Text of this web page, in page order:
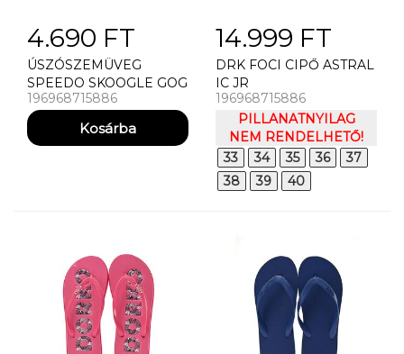
4.690 FT
ÚSZÓSZEMÜVEG
SPEEDO SKOOGLE GOG
IU BLUE/GREEN (UK)
196968715886
14.999 FT
DRK FOCI CIPŐ ASTRAL
IC JR
196968715886
PILLANATNYILAG
NEM RENDELHETŐ!
33
34 35 36
37
38
39 40